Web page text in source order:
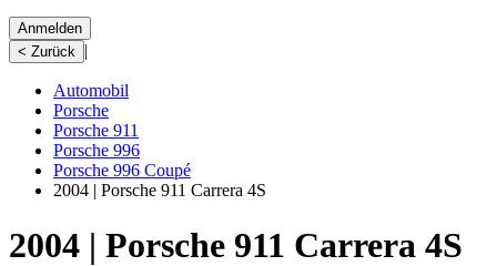
Anmelden
< Zurück |
Automobil
Porsche
Porsche 911
Porsche 996
Porsche 996 Coupé
2004 | Porsche 911 Carrera 4S
2004 | Porsche 911 Carrera 4S